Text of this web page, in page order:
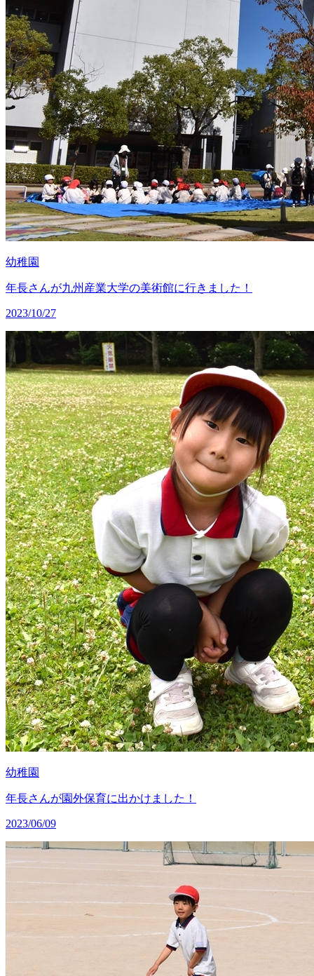
幼稚園
年長さんが九州産業大学の美術館に行きました！
2023/10/27
幼稚園
年長さんが園外保育に出かけました！
2023/06/09